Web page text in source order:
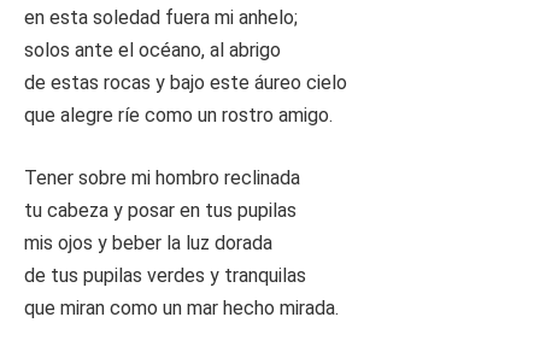
en esta soledad fuera mi anhelo;
solos ante el océano, al abrigo
de estas rocas y bajo este áureo cielo
que alegre ríe como un rostro amigo.
Tener sobre mi hombro reclinada
tu cabeza y posar en tus pupilas
mis ojos y beber la luz dorada
de tus pupilas verdes y tranquilas
que miran como un mar hecho mirada.